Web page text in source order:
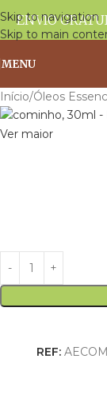
Skip to navigation
Skip to main
ENVIO
MENU
Início Óleos
Ver maior
REF: